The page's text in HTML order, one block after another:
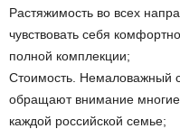
Растяжимость во всех
чувствовать себя
полной комплекции;
Стоимость. Немаловажный
обращают внимание
каждой российской семье;